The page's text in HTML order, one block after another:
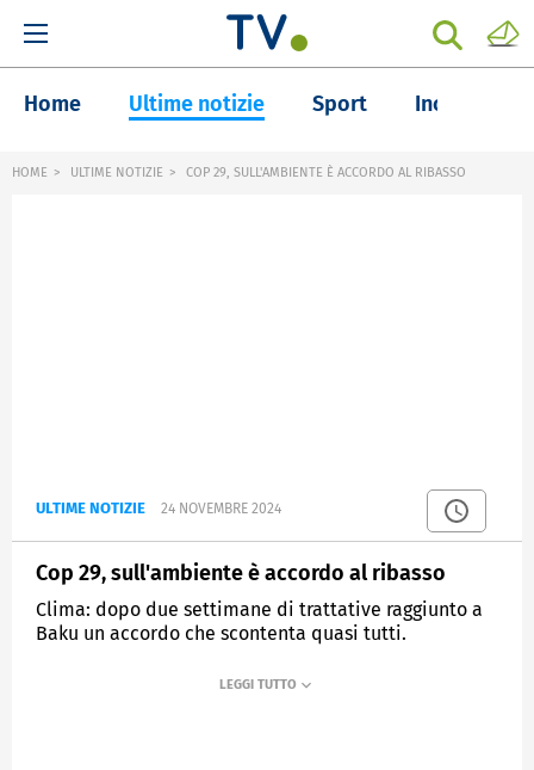
Home Ultime notizie Sport Inchieste
HOME ULTIME NOTIZIE COP 29, SULL'AMBIENTE È ACCORDO AL RIBASSO
ULTIME NOTIZIE 24 NOVEMBRE 2024
Cop 29, sull'ambiente è accordo al ribasso
Clima: dopo due settimane di trattative raggiunto a
Baku un accordo che scontenta quasi tutti.